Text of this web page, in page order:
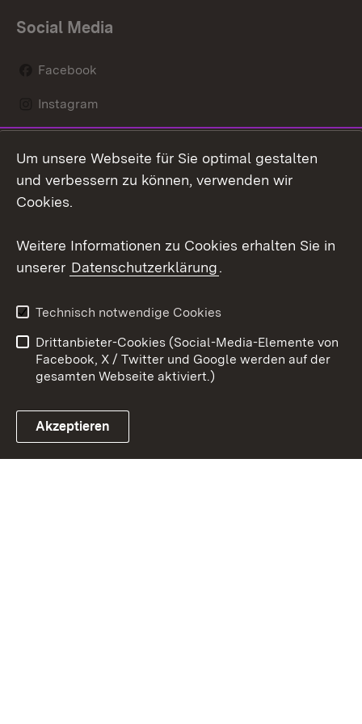
Social Media
Facebook
Instagram
Social Wall
Youtube
Link zum Landesportal
Kontakt
Datenschutz
Barrierefreiheit
Impressum Cookies
Um unsere Webseite für Sie optimal gestalten
und verbessern zu können, verwenden wir
Cookies.
Weitere Informationen zu Cookies erhalten Sie in
unserer Datenschutzerklärung.
Technisch notwendige Cookies
Drittanbieter-Cookies (Social-Media-Elemente von
Facebook, X / Twitter und Google werden auf der
gesamten Webseite aktiviert.)
Akzeptieren